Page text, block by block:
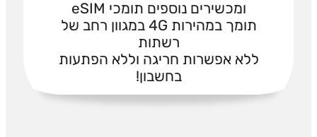
ומכשירים נוספים תומכי eSIM
תומך במהירות 4G במגוון רחב של
רשתות
ללא אפשרות חריגה וללא הפתעות
בחשבון!